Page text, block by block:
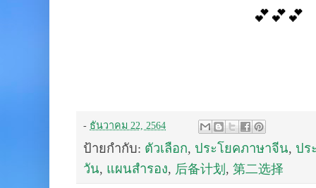
💕💕💕
- ธันวาคม 22, 2564
ป้ายกำกับ: ตัวเลือก, ประโยคภาษาจีน, ปร
วัน, แผนสำรอง, 后备计划 , 第二选择